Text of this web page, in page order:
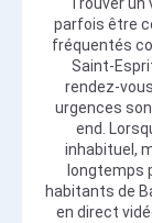
Trouver un
parfois être
fréquentés
Saint-
rendez-
urgences
end.
inhabituel,
longtemps
habitants de
en direct